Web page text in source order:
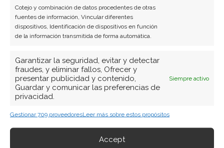
Cotejo y combinación de datos procedentes de otras
fuentes de información, Vincular diferentes
dispositivos, Identificación de dispositivos en función
de la información transmitida de forma automática.
Garantizar la seguridad, evitar y detectar
fraudes, y eliminar fallos, Ofrecer y
presentar publicidad y contenido,
Guardar y comunicar las preferencias de
privacidad.
Siempre activo
Gestionar 709 proveedoresLeer más sobre estos propósitos
Accept
impresión, lo que también nos ayudara a
economizar con los insumos, ya que no es lo
mismo tener que comprar toner, cartuchos de
una sola impresora que comparten todas las
computadoras y dispositivos móviles de la casa.
Pero no sólo en los insumos podemos
instalando un servidor de impresión,ya que
también nos podemos olvidar de los largos
cableados de red que la mayoría de las veces